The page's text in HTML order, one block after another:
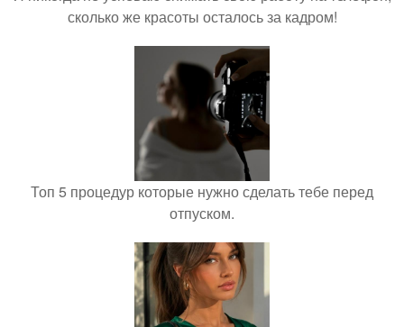
сколько же красоты осталось за кадром!
Топ 5 процедур которые нужно сделать тебе перед
отпуском.